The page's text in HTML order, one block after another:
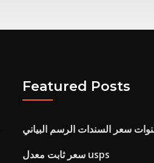
Featured Posts
سعر السندات الرسم البياني
سعر ثابت معدل usps